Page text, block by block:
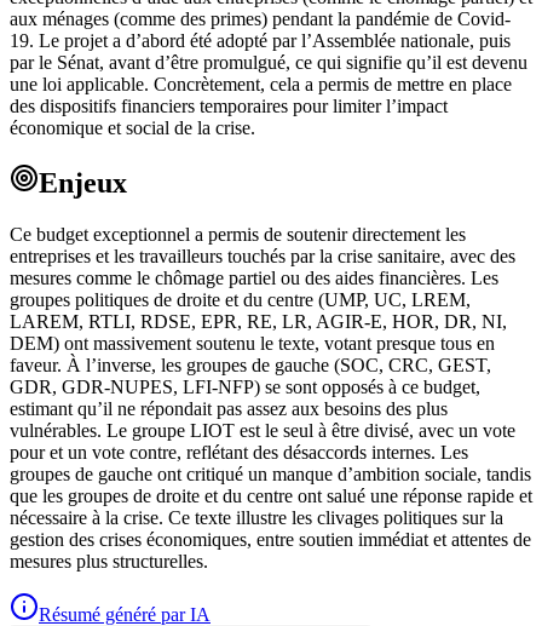
aux ménages (comme des primes) pendant la pandémie de Covid-
19. Le projet a d’abord été adopté par l’Assemblée nationale, puis
par le Sénat, avant d’être promulgué, ce qui signifie qu’il est devenu
une loi applicable. Concrètement, cela a permis de mettre en place
des dispositifs financiers temporaires pour limiter l’impact
économique et social de la crise.
Enjeux
Ce budget exceptionnel a permis de soutenir directement les
entreprises et les travailleurs touchés par la crise sanitaire, avec des
mesures comme le chômage partiel ou des aides financières. Les
groupes politiques de droite et du centre (UMP, UC, LREM,
LAREM, RTLI, RDSE, EPR, RE, LR, AGIR-E, HOR, DR, NI,
DEM) ont massivement soutenu le texte, votant presque tous en
faveur. À l’inverse, les groupes de gauche (SOC, CRC, GEST,
GDR, GDR-NUPES, LFI-NFP) se sont opposés à ce budget,
estimant qu’il ne répondait pas assez aux besoins des plus
vulnérables. Le groupe LIOT est le seul à être divisé, avec un vote
pour et un vote contre, reflétant des désaccords internes. Les
groupes de gauche ont critiqué un manque d’ambition sociale, tandis
que les groupes de droite et du centre ont salué une réponse rapide et
nécessaire à la crise. Ce texte illustre les clivages politiques sur la
gestion des crises économiques, entre soutien immédiat et attentes de
mesures plus structurelles.
Résumé généré par IA